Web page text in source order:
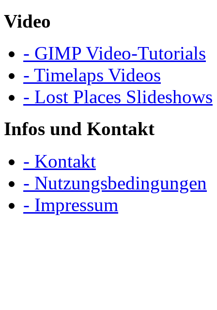
Video
- GIMP Video-Tutorials
- Timelaps Videos
- Lost Places Slideshows
Infos und Kontakt
- Kontakt
- Nutzungsbedingungen
- Impressum